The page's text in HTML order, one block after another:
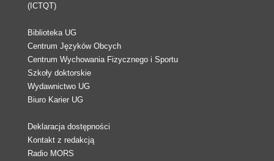
(ICTQT)
Biblioteka UG
Centrum Języków Obcych
Centrum Wychowania Fizycznego i Sportu
Szkoły doktorskie
Wydawnictwo UG
Biuro Karier UG
Deklaracja dostępności
Kontakt z redakcją
Radio MORS